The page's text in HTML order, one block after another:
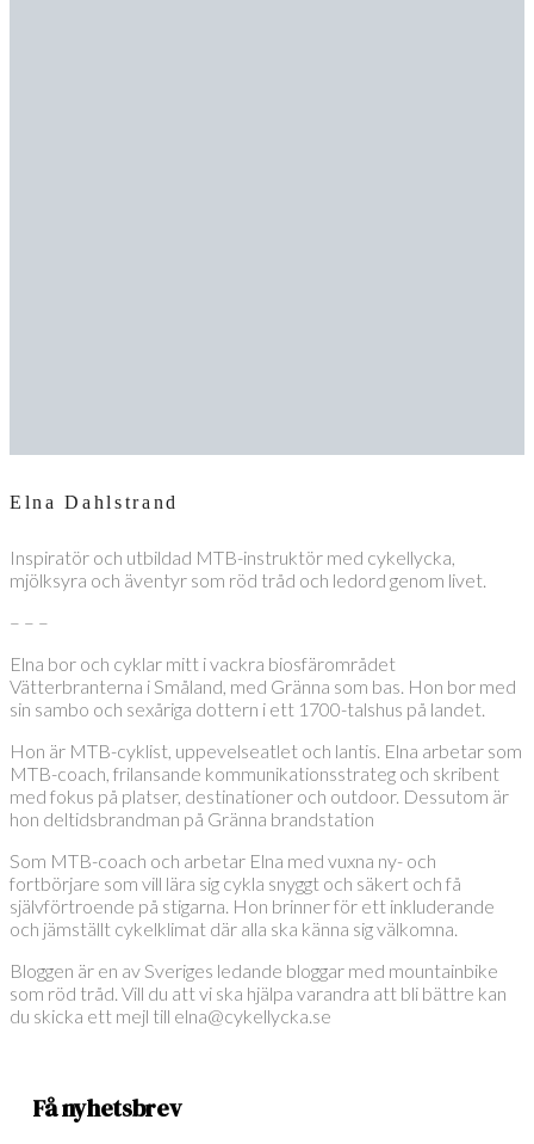
Elna Dahlstrand
Inspiratör och utbildad MTB-instruktör med cykellycka,
mjölksyra och äventyr som röd tråd och ledord genom livet.
– – –
Elna bor och cyklar mitt i vackra biosfärområdet
Vätterbranterna i Småland, med Gränna som bas. Hon bor med
sin sambo och sexåriga dottern i ett 1700-talshus på landet.
Hon är MTB-cyklist, uppevelseatlet och lantis. Elna arbetar som
MTB-coach, frilansande kommunikationsstrateg och skribent
med fokus på platser, destinationer och outdoor. Dessutom är
hon deltidsbrandman på Gränna brandstation
Som MTB-coach och arbetar Elna med vuxna ny- och
fortbörjare som vill lära sig cykla snyggt och säkert och få
självförtroende på stigarna. Hon brinner för ett inkluderande
och jämställt cykelklimat där alla ska känna sig välkomna.
Bloggen är en av Sveriges ledande bloggar med mountainbike
som röd tråd. Vill du att vi ska hjälpa varandra att bli bättre kan
du skicka ett mejl till elna@cykellycka.se
Få nyhetsbrev